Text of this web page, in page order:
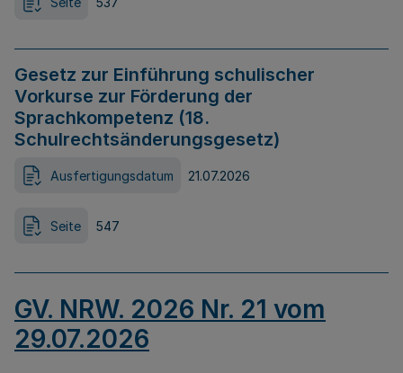
Gesetz zur Einführung schulischer
Vorkurse zur Förderung der
Sprachkompetenz (18.
Schulrechtsänderungsgesetz)
Ausfertigungsdatum 21.07.2026
Seite 547
GV. NRW. 2026 Nr. 21 vom
29.07.2026